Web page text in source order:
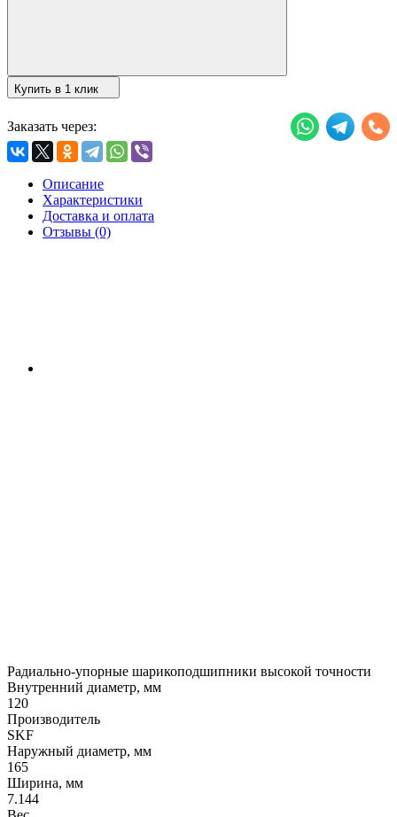
Купить в 1 клик
Заказать через:
Описание
Характеристики
Доставка и оплата
Отзывы (0)
Радиально-упорные шарикоподшипники высокой точности
Внутренний диаметр, мм
120
Производитель
SKF
Наружный диаметр, мм
165
Ширина, мм
7.144